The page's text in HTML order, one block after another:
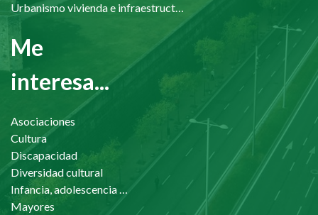
Urbanismo vivienda e infraestructuras
Me
interesa...
Asociaciones
Cultura
Discapacidad
Diversidad cultural
Infancia, adolescencia y familia
Mayores